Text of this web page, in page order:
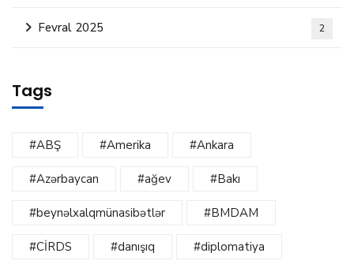
Fevral 2025 2
Tags
#ABŞ #Amerika #Ankara
#Azərbaycan #ağev #Bakı
#beynəlxalqmünasibətlər #BMDAM
#CİRDS #danışıq #diplomatiya